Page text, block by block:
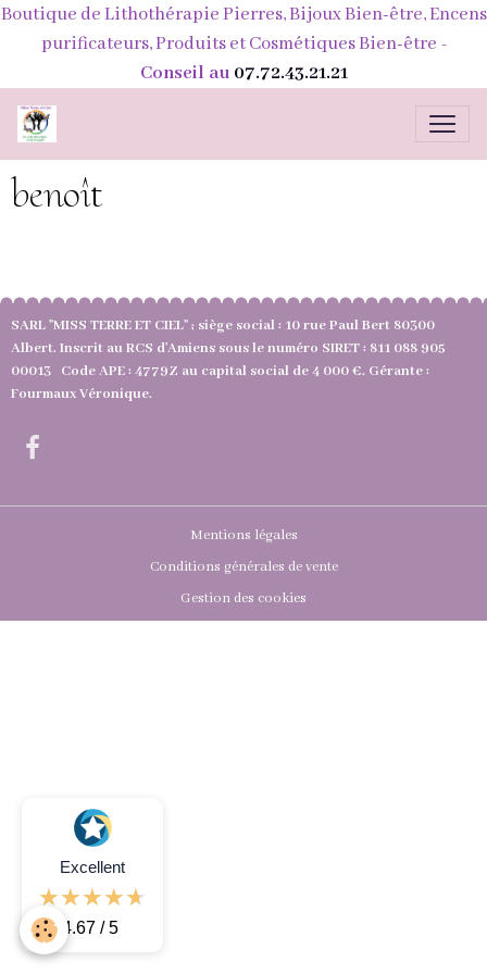
Boutique de Lithothérapie Pierres, Bijoux Bien-être, Encens
purificateurs, Produits et Cosmétiques Bien-être -
Conseil au 07.72.43.21.21
benoît
SARL "MISS TERRE ET CIEL" ; siège social : 10 rue Paul Bert 80300
Albert. Inscrit au RCS d'Amiens sous le numéro SIRET : 811 088 905
00013 Code APE : 4779Z au capital social de 4 000 €. Gérante :
Fourmaux Véronique.
Mentions légales
Conditions générales de vente
Gestion des cookies
Excellent
4.67 / 5